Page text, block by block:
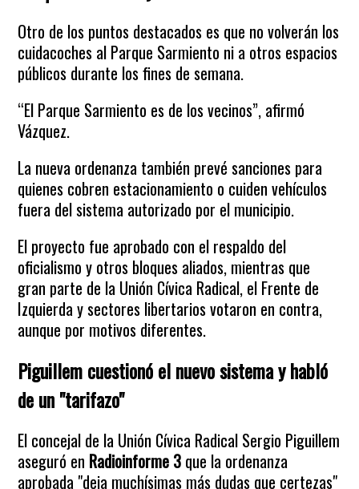
Otro de los puntos destacados es que no volverán los
cuidacoches al Parque Sarmiento ni a otros espacios
públicos durante los fines de semana.
“El Parque Sarmiento es de los vecinos”, afirmó
Vázquez.
La nueva ordenanza también prevé sanciones para
quienes cobren estacionamiento o cuiden vehículos
fuera del sistema autorizado por el municipio.
El proyecto fue aprobado con el respaldo del
oficialismo y otros bloques aliados, mientras que
gran parte de la Unión Cívica Radical, el Frente de
Izquierda y sectores libertarios votaron en contra,
aunque por motivos diferentes.
Piguillem cuestionó el nuevo sistema y habló
de un "tarifazo"
El concejal de la Unión Cívica Radical Sergio Piguillem
aseguró en Radioinforme 3 que la ordenanza
aprobada "deja muchísimas más dudas que certezas"